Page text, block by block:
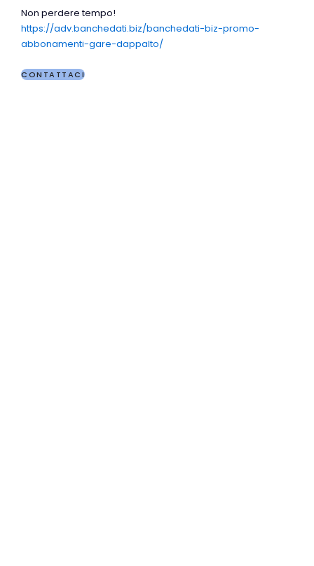
Non perdere tempo!
https://adv.banchedati.biz/banchedati-biz-promo-
abbonamenti-gare-dappalto/
CONTATTACI